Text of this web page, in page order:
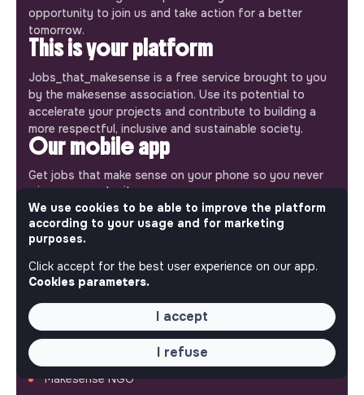
opportunity to join us and take action for a better
tomorrow.
This is your platform
Jobs_that_makesense is a free service brought to you
by the makesense association. Use its potential to
accelerate your projects and contribute to building a
more respectful, inclusive and sustainable society.
Our mobile app
Get jobs that make sense on your phone so you never
miss an opportunity.
iPhone Android
ABOUT
Makesense NGO
We use cookies to be able to improve the platform
according to your usage and for marketing
purposes.
Click accept for the best user experience on our app.
Cookies parameters.
I accept
I refuse